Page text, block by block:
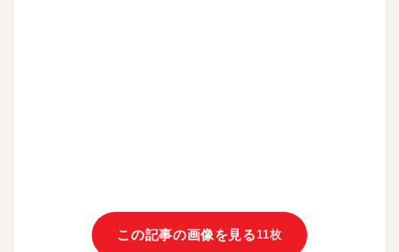
この記事の画像を見る11枚